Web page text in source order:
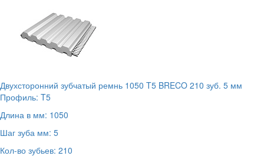
Двухсторонний зубчатый ремнь 1050 T5 BRECO 210 зуб. 5 мм
Профиль: T5
Длина в мм: 1050
Шаг зуба мм: 5
Кол-во зубьев: 210